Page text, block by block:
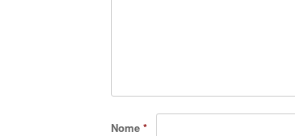
Nome *